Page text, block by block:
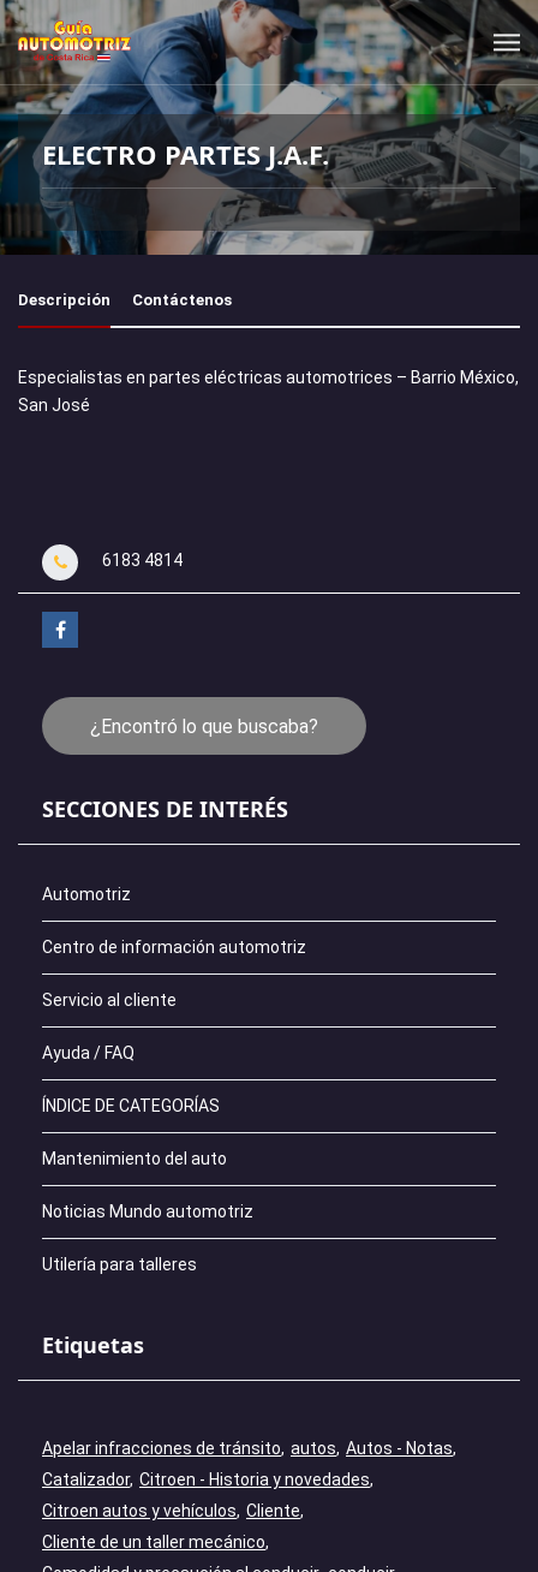
ELECTRO PARTES J.A.F.
Descripción Contáctenos
Especialistas en partes eléctricas automotrices – Barrio México,
San José
6183 4814
¿Encontró lo que buscaba?
SECCIONES DE INTERÉS
Automotriz
Centro de información automotriz
Servicio al cliente
Ayuda / FAQ
ÍNDICE DE CATEGORÍAS
Mantenimiento del auto
Noticias Mundo automotriz
Utilería para talleres
Etiquetas
Apelar infracciones de tránsito autos Autos - Notas
Catalizador Citroen - Historia y novedades
Citroen autos y vehículos Cliente
Cliente de un taller mecánico